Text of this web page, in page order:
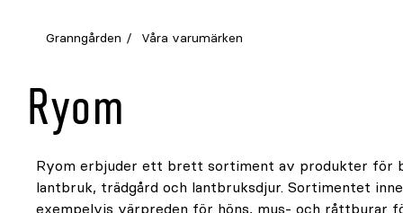
Granngården Våra varumärken
Ryom
Ryom erbjuder ett brett sortiment av produkter för
lantbruk, trädgård och lantbruksdjur. Sortimentet
exempelvis värpreden för höns, mus- och råttburar
samt praktiska fodervågar för smidig hantering av
strävar efter att leverera högkvalitativa och
produkter som möter behoven hos både